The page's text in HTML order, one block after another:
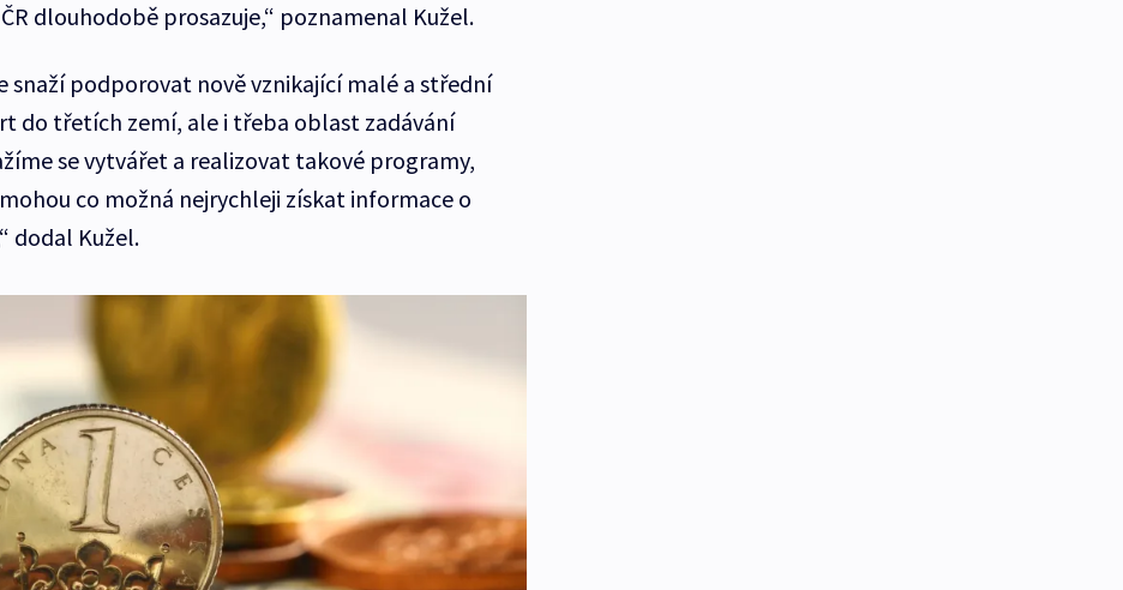
dlouhodobě prosazuje,“ poznamenal Kužel.
snaží podporovat nově vznikající malé a střední
do třetích zemí, ale i třeba oblast zadávání
se vytvářet a realizovat takové programy,
co možná nejrychleji získat informace o
dodal Kužel.